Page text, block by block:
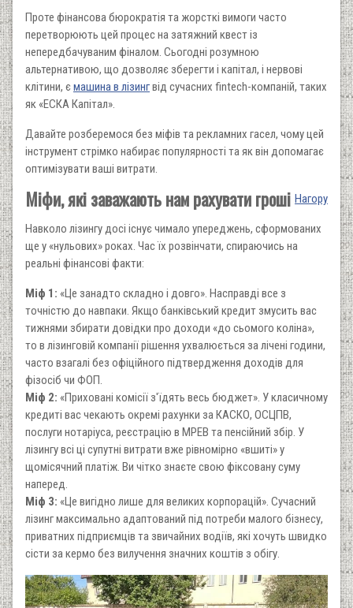
Проте фінансова бюрократія та жорсткі вимоги часто
перетворюють цей процес на затяжний квест із
непередбачуваним фіналом. Сьогодні розумною
альтернативою, що дозволяє зберегти і капітал, і нервові
клітини, ємашина в лізингвід сучасних fintech-компаній, таких
як «ЕСКА Капітал».
Давайте розберемося без міфів та рекламних гасел, чому цей
інструмент стрімко набирає популярності та як він допомагає
оптимізувати ваші витрати.
Нагору
Міфи, які заважають нам рахувати гроші
Навколо лізингу досі існує чимало упереджень, сформованих
ще у «нульових» роках. Час їх розвінчати, спираючись на
реальні фінансові факти:
Міф 1: «Це занадто складно і довго». Насправді все з
точністю до навпаки. Якщо банківський кредит змусить вас
тижнями збирати довідки про доходи «до сьомого коліна»,
то в лізинговій компанії рішення ухвалюється за лічені години,
часто взагалі без офіційного підтвердження доходів для
фізосіб чи ФОП.
Міф 2: «Приховані комісії з'їдять весь бюджет». У класичному
кредиті вас чекають окремі рахунки за КАСКО, ОСЦПВ,
послуги нотаріуса, реєстрацію в МРЕВ та пенсійний збір. У
лізингу всі ці супутні витрати вже рівномірно «вшиті» у
щомісячний платіж. Ви чітко знаєте свою фіксовану суму
наперед.
Міф 3: «Це вигідно лише для великих корпорацій». Сучасний
лізинг максимально адаптований під потреби малого бізнесу,
приватних підприємців та звичайних водіїв, які хочуть швидко
сісти за кермо без вилучення значних коштів з обігу.